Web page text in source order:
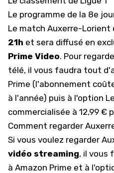
Le programme de la 8e
Le match Auxerre-Lorient
21h et sera diffusé en
Prime Video. Pour
télé, il vous faudra tout
Prime (l'abonnement
à l'année) puis à l'option
commercialisée à 12,99 €
Comment regarder
Si vous voulez regarder
vidéo streaming, il vous
à Amazon Prime et à